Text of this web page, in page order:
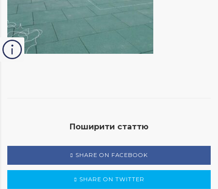
Поширити статтю
SHARE ON FACEBOOK
SHARE ON TWITTER